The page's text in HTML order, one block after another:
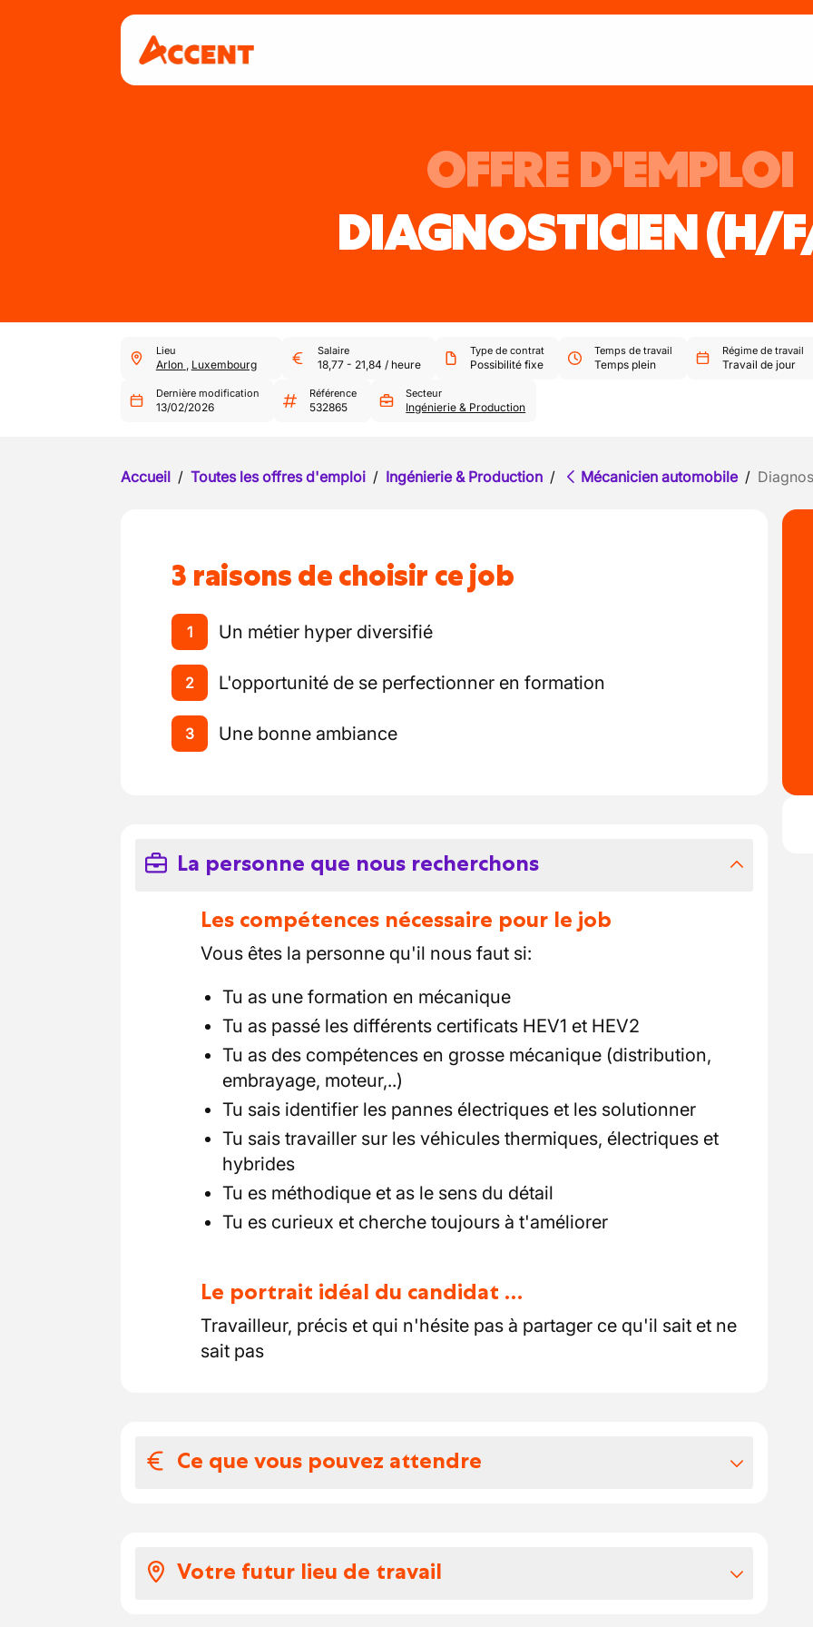
OFFRE D'EMPLOI
DIAGNOSTICIEN(H/
Lieu
Arlon , Luxembourg
Salaire
18,77- 21,84 / heure
Type de contrat
Possibilité fixe
Temps de travail
Temps plein
Régime de travail
Travail de jour
Dernière modification
13/02/2026
Référence
532865
Secteur
Ingénierie & Production
Accueil / Toutes les offres d'emploi / Ingénierie & Production / Mécanicien automobile /
3 raisons de choisir ce job
1 Un métier hyper diversifié
2 L'opportunité de se perfectionner en formation
3 Une bonne ambiance
La personne que nous recherchons
Les compétences nécessaire pour le job
Vous êtes la personne qu'il nous faut si:
Tu as une formation en mécanique
Tu as passé les différents certificats HEV1 et HEV2
Tu as des compétences en grosse mécanique (distribution,
embrayage, moteur,..)
Tu sais identifier les pannes électriques et les solutionner
Tu sais travailler sur les véhicules thermiques, électriques et
hybrides
Tu es méthodique et as le sens du détail
Tu es curieux et cherche toujours à t'améliorer
Le portrait idéal du candidat …
Travailleur, précis et qui n'hésite pas à partager ce qu'il sait et ne
sait pas
Ce que vous pouvez attendre
Un contrat fixe a la suite d'une période intérimaire
Votre futur lieu de travail